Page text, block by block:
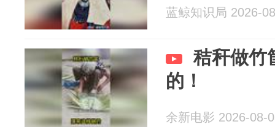
蓝鲸知识局 2026-
秸秆做竹
的！
余新电影 2026-08-